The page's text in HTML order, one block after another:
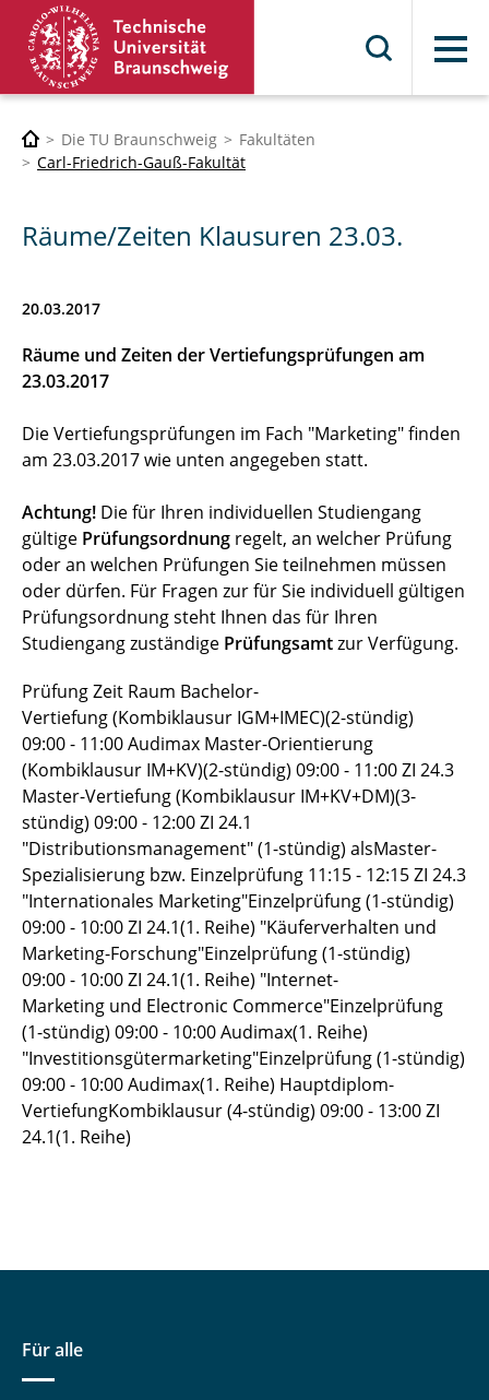
Menü
Die TU Braunschweig
Fakultäten
Carl-Friedrich-Gauß-Fakultät
Räume/Zeiten Klausuren 23.03.
20.03.2017
Räume und Zeiten der Vertiefungsprüfungen am
23.03.2017
Die Vertiefungsprüfungen im Fach "Marketing" finden
am 23.03.2017 wie unten angegeben statt.
Achtung! Die für Ihren individuellen Studiengang
gültige Prüfungsordnung regelt, an welcher Prüfung
oder an welchen Prüfungen Sie teilnehmen müssen
oder dürfen. Für Fragen zur für Sie individuell gültigen
Prüfungsordnung steht Ihnen das für Ihren
Studiengang zuständige Prüfungsamtzur Verfügung.
Prüfung Zeit Raum Bachelor-
Vertiefung (Kombiklausur IGM+IMEC)(2-stündig)
09:00 - 11:00 Audimax Master-Orientierung
(Kombiklausur IM+KV)(2-stündig) 09:00 - 11:00 ZI 24.3
Master-Vertiefung (Kombiklausur IM+KV+DM)(3-
stündig) 09:00 - 12:00 ZI 24.1
"Distributionsmanagement" (1-stündig) alsMaster-
Spezialisierung bzw. Einzelprüfung 11:15 - 12:15 ZI 24.3
"Internationales Marketing"Einzelprüfung (1-stündig)
09:00 - 10:00 ZI 24.1(1. Reihe) "Käuferverhalten und
Marketing-Forschung"Einzelprüfung (1-stündig)
09:00 - 10:00 ZI 24.1(1. Reihe) "Internet-
Marketing und Electronic Commerce"Einzelprüfung
(1-stündig) 09:00 - 10:00 Audimax(1. Reihe)
"Investitionsgütermarketing"Einzelprüfung (1-stündig)
09:00 - 10:00 Audimax(1. Reihe) Hauptdiplom-
VertiefungKombiklausur (4-stündig) 09:00 - 13:00 ZI
24.1(1. Reihe)
Für alle